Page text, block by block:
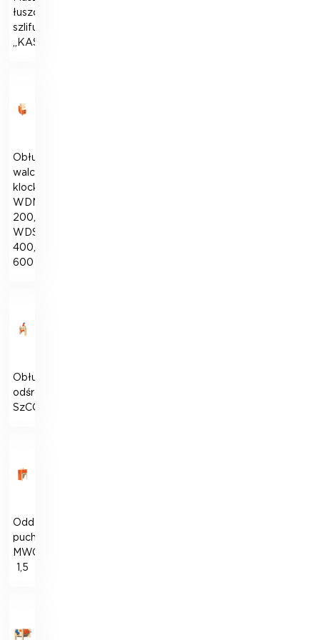
łuszcząco-
szlifująca
„KASKAD”
Obłuskiwacz
walcowo-
klockowy
WDM-
200,
WDSO-
400,
600
Obłuskiwacz
odśrodkowy
SzCO
Oddzielacz
puchu
MWO-
1,5